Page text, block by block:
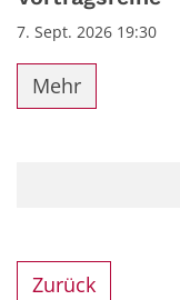
7. Sept. 2026 19:30
Mehr
Zurück